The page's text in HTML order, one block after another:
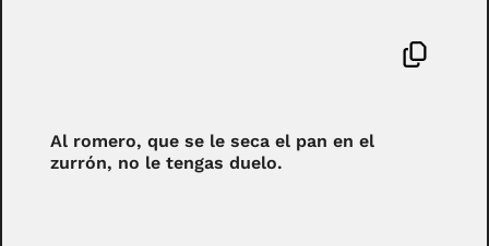
Al romero, que se le seca el pan en el
zurrón, no le tengas duelo.